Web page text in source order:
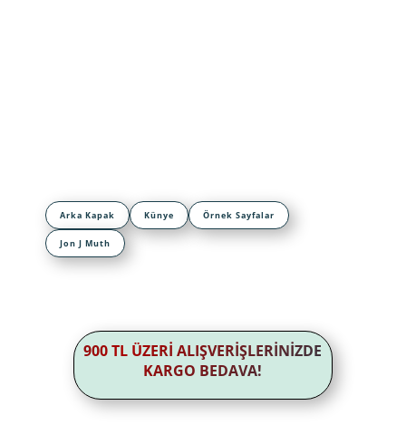
Arka Kapak Künye Örnek Sayfalar
Jon J Muth
900 TL ÜZERİ ALIŞVERİŞLERİNİZDE
KARGO BEDAVA!